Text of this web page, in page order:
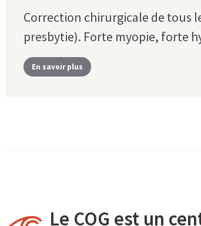
Correction chirurgicale de tous
presbytie). Forte myopie, forte
En savoir plus
Le COG est un